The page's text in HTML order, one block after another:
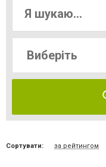
Сортувати: за рейтингом